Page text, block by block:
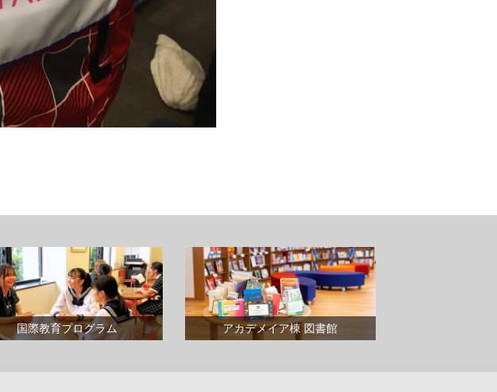
国際教育プログラム アカデメイア棟 図書館